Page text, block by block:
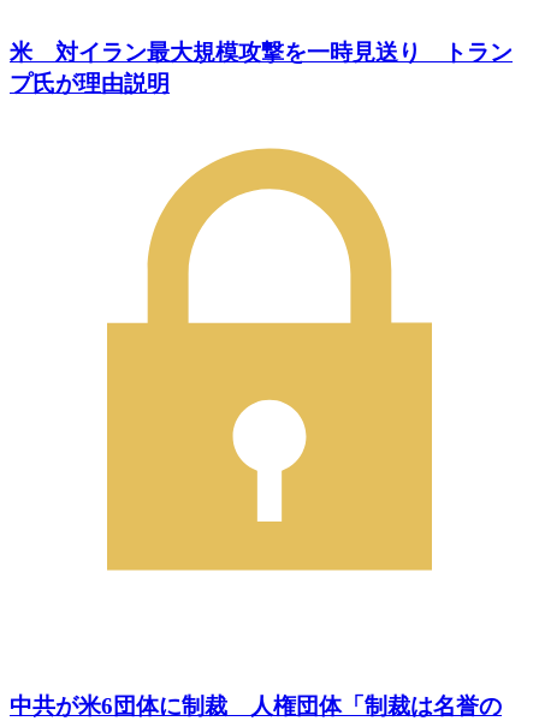
米 対イラン最大規模攻撃を一時見送り トラン
プ氏が理由説明
中共が米6団体に制裁 人権団体「制裁は名誉の